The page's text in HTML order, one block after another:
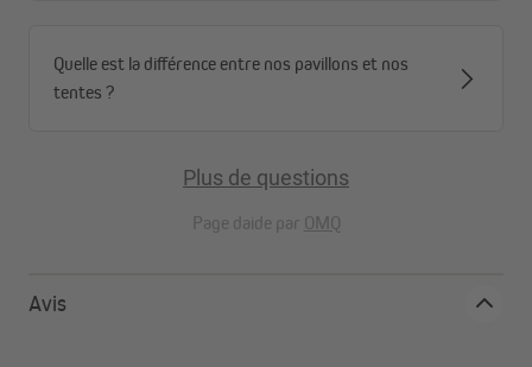
Quelle est la différence entre nos pavillons et nos
tentes ?
Plus de questions
Page daide par OMQ
Avis